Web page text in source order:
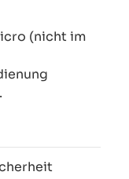
(nicht im